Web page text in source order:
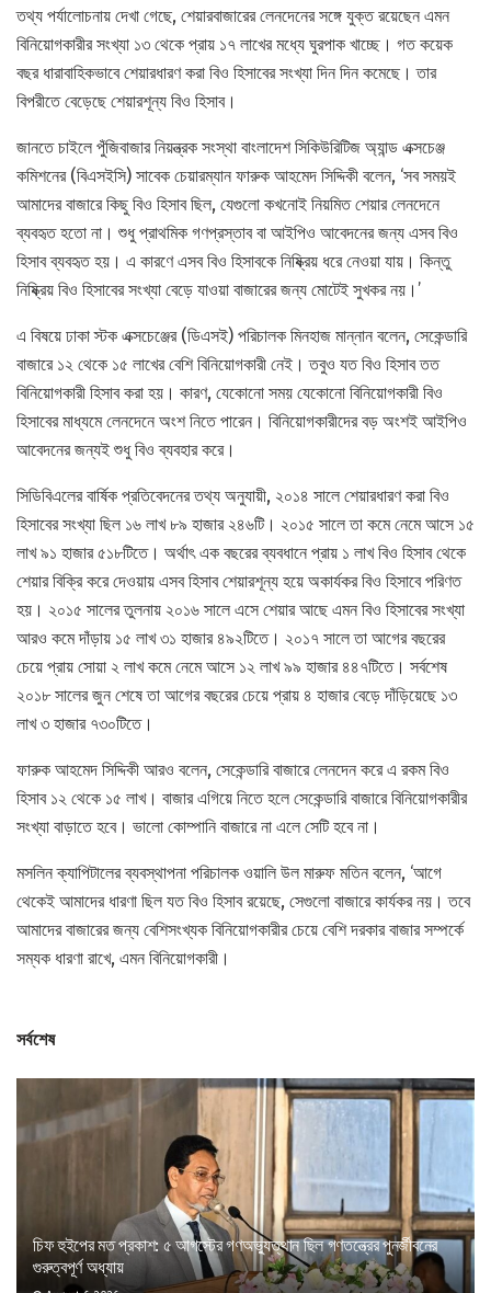
তথ্য পর্যালোচনায় দেখা গেছে, শেয়ারবাজারের লেনদেনের সঙ্গে যুক্ত রয়েছেন এমন
বিনিয়োগকারীর সংখ্যা ১৩ থেকে প্রায় ১৭ লাখের মধ্যে ঘুরপাক খাচ্ছে। গত কয়েক
বছর ধারাবাহিকভাবে শেয়ারধারণ করা বিও হিসাবের সংখ্যা দিন দিন কমেছে। তার
বিপরীতে বেড়েছে শেয়ারশূন্য বিও হিসাব।
জানতে চাইলে পুঁজিবাজার নিয়ন্ত্রক সংস্থা বাংলাদেশ সিকিউরিটিজ অ্যান্ড এক্সচেঞ্জ
কমিশনের (বিএসইসি) সাবেক চেয়ারম্যান ফারুক আহমেদ সিদ্দিকী বলেন, ‘সব সময়ই
আমাদের বাজারে কিছু বিও হিসাব ছিল, যেগুলো কখনোই নিয়মিত শেয়ার লেনদেনে
ব্যবহৃত হতো না। শুধু প্রাথমিক গণপ্রস্তাব বা আইপিও আবেদনের জন্য এসব বিও
হিসাব ব্যবহৃত হয়। এ কারণে এসব বিও হিসাবকে নিষ্ক্রিয় ধরে নেওয়া যায়। কিন্তু
নিষ্ক্রিয় বিও হিসাবের সংখ্যা বেড়ে যাওয়া বাজারের জন্য মোটেই সুখকর নয়।’
এ বিষয়ে ঢাকা স্টক এক্সচেঞ্জের (ডিএসই) পরিচালক মিনহাজ মান্নান বলেন, সেকেন্ডারি
বাজারে ১২ থেকে ১৫ লাখের বেশি বিনিয়োগকারী নেই। তবুও যত বিও হিসাব তত
বিনিয়োগকারী হিসাব করা হয়। কারণ, যেকোনো সময় যেকোনো বিনিয়োগকারী বিও
হিসাবের মাধ্যমে লেনদেনে অংশ নিতে পারেন। বিনিয়োগকারীদের বড় অংশই আইপিও
আবেদনের জন্যই শুধু বিও ব্যবহার করে।
সিডিবিএলের বার্ষিক প্রতিবেদনের তথ্য অনুযায়ী, ২০১৪ সালে শেয়ারধারণ করা বিও
হিসাবের সংখ্যা ছিল ১৬ লাখ ৮৯ হাজার ২৪৬টি। ২০১৫ সালে তা কমে নেমে আসে ১৫
লাখ ৯১ হাজার ৫১৮টিতে। অর্থাৎ এক বছরের ব্যবধানে প্রায় ১ লাখ বিও হিসাব থেকে
শেয়ার বিক্রি করে দেওয়ায় এসব হিসাব শেয়ারশূন্য হয়ে অকার্যকর বিও হিসাবে পরিণত
হয়। ২০১৫ সালের তুলনায় ২০১৬ সালে এসে শেয়ার আছে এমন বিও হিসাবের সংখ্যা
আরও কমে দাঁড়ায় ১৫ লাখ ৩১ হাজার ৪৯২টিতে। ২০১৭ সালে তা আগের বছরের
চেয়ে প্রায় সোয়া ২ লাখ কমে নেমে আসে ১২ লাখ ৯৯ হাজার ৪৪৭টিতে। সর্বশেষ
২০১৮ সালের জুন শেষে তা আগের বছরের চেয়ে প্রায় ৪ হাজার বেড়ে দাঁড়িয়েছে ১৩
লাখ ৩ হাজার ৭৩০টিতে।
ফারুক আহমেদ সিদ্দিকী আরও বলেন, সেকেন্ডারি বাজারে লেনদেন করে এ রকম বিও
হিসাব ১২ থেকে ১৫ লাখ। বাজার এগিয়ে নিতে হলে সেকেন্ডারি বাজারে বিনিয়োগকারীর
সংখ্যা বাড়াতে হবে। ভালো কোম্পানি বাজারে না এলে সেটি হবে না।
মসলিন ক্যাপিটালের ব্যবস্থাপনা পরিচালক ওয়ালি উল মারুফ মতিন বলেন, ‘আগে
থেকেই আমাদের ধারণা ছিল যত বিও হিসাব রয়েছে, সেগুলো বাজারে কার্যকর নয়। তবে
আমাদের বাজারের জন্য বেশিসংখ্যক বিনিয়োগকারীর চেয়ে বেশি দরকার বাজার সম্পর্কে
সম্যক ধারণা রাখে, এমন বিনিয়োগকারী।
সর্বশেষ
চিফ হুইপের মত প্রকাশ: ৫ আগস্টের গণঅভ্যুত্থান ছিল গণতন্ত্রের পুনর্জীবনের
গুরুত্বপূর্ণ অধ্যায়